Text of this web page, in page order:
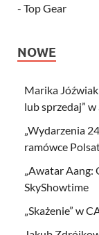
- Top Gear
NOWE
Marika
lub sprzedaj”
„Wydarzenia
ramówce
„Awatar
SkyShowtime
„Skażenie” w